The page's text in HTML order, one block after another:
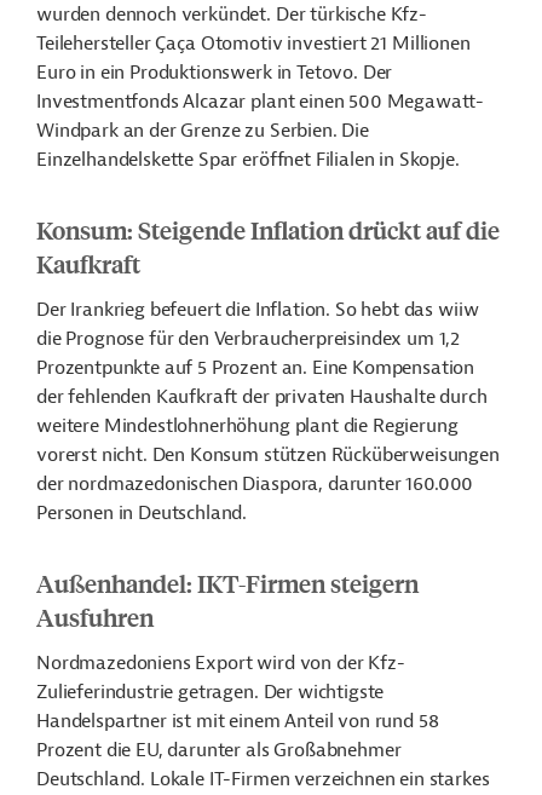
wurden dennoch verkündet. Der türkische Kfz-
TeileherstellerÇaçaOtomotiv investiert 21 Millionen
Euro in ein Produktionswerk in Tetovo. Der
Investmentfonds Alcazar plant einen 500 Megawatt-
Windpark an der Grenze zu Serbien. Die
Einzelhandelskette Spar eröffnet Filialen in Skopje.
Konsum: Steigende Inflation drückt auf die
Kaufkraft
Der Irankrieg befeuert die Inflation. So hebt das wiiw
die Prognose für den Verbraucherpreisindex um 1,2
Prozentpunkte auf 5 Prozent an. Eine Kompensation
der fehlenden Kaufkraft der privaten Haushalte durch
weitere Mindestlohnerhöhung plant die Regierung
vorerst nicht. Den Konsum stützen Rücküberweisungen
der nordmazedonischen Diaspora, darunter 160.000
Personen in Deutschland.
Außenhandel: IKT-Firmen steigern
Ausfuhren
Nordmazedoniens Export wird von der Kfz-
Zulieferindustrie getragen. Der wichtigste
Handelspartner ist mit einem Anteil von rund 58
Prozent die EU, darunter als Großabnehmer
Deutschland. Lokale IT-Firmen verzeichnen ein starkes